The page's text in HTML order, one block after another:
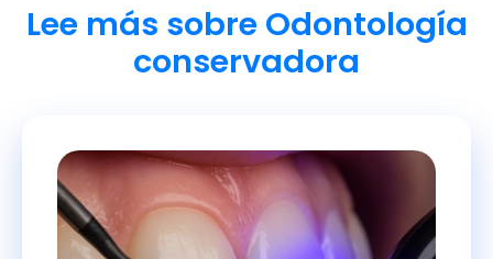
Lee más sobre Odontología
conservadora